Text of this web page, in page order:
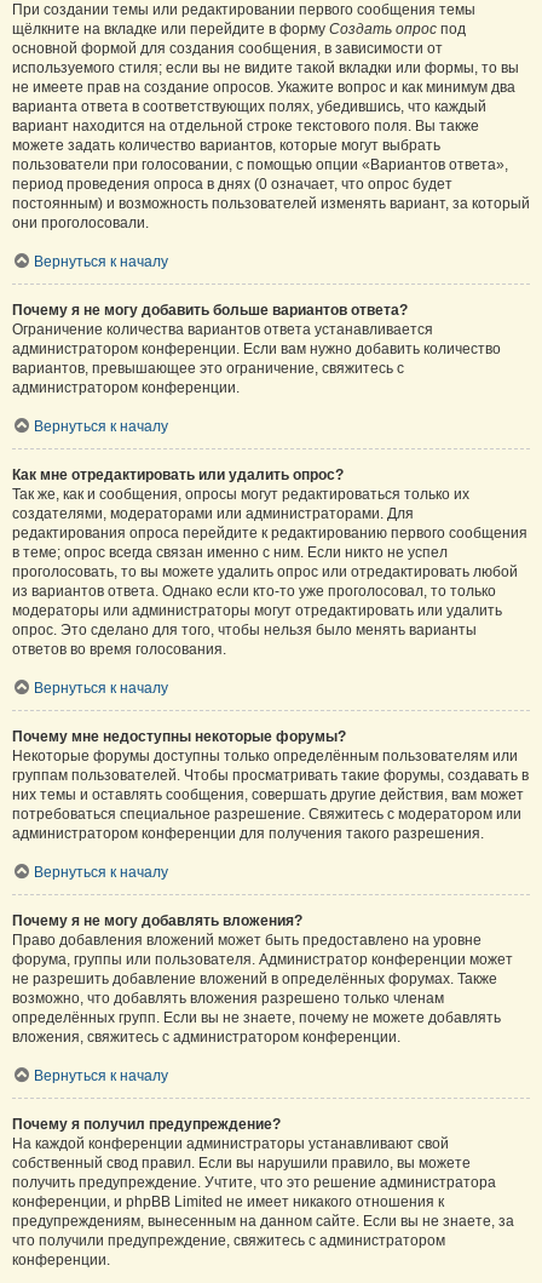
При создании темы или редактировании первого сообщения темы
щёлкните на вкладке или перейдите в форму Создать опрос под
основной формой для создания сообщения, в зависимости от
используемого стиля; если вы не видите такой вкладки или формы, то вы
не имеете прав на создание опросов. Укажите вопрос и как минимум два
варианта ответа в соответствующих полях, убедившись, что каждый
вариант находится на отдельной строке текстового поля. Вы также
можете задать количество вариантов, которые могут выбрать
пользователи при голосовании, с помощью опции «Вариантов ответа»,
период проведения опроса в днях (0 означает, что опрос будет
постоянным) и возможность пользователей изменять вариант, за который
они проголосовали.
Вернуться к началу
Почему я не могу добавить больше вариантов ответа?
Ограничение количества вариантов ответа устанавливается
администратором конференции. Если вам нужно добавить количество
вариантов, превышающее это ограничение, свяжитесь с
администратором конференции.
Вернуться к началу
Как мне отредактировать или удалить опрос?
Так же, как и сообщения, опросы могут редактироваться только их
создателями, модераторами или администраторами. Для
редактирования опроса перейдите к редактированию первого сообщения
в теме; опрос всегда связан именно с ним. Если никто не успел
проголосовать, то вы можете удалить опрос или отредактировать любой
из вариантов ответа. Однако если кто-то уже проголосовал, то только
модераторы или администраторы могут отредактировать или удалить
опрос. Это сделано для того, чтобы нельзя было менять варианты
ответов во время голосования.
Вернуться к началу
Почему мне недоступны некоторые форумы?
Некоторые форумы доступны только определённым пользователям или
группам пользователей. Чтобы просматривать такие форумы, создавать в
них темы и оставлять сообщения, совершать другие действия, вам может
потребоваться специальное разрешение. Свяжитесь с модератором или
администратором конференции для получения такого разрешения.
Вернуться к началу
Почему я не могу добавлять вложения?
Право добавления вложений может быть предоставлено на уровне
форума, группы или пользователя. Администратор конференции может
не разрешить добавление вложений в определённых форумах. Также
возможно, что добавлять вложения разрешено только членам
определённых групп. Если вы не знаете, почему не можете добавлять
вложения, свяжитесь с администратором конференции.
Вернуться к началу
Почему я получил предупреждение?
На каждой конференции администраторы устанавливают свой
собственный свод правил. Если вы нарушили правило, вы можете
получить предупреждение. Учтите, что это решение администратора
конференции, и phpBB Limited не имеет никакого отношения к
предупреждениям, вынесенным на данном сайте. Если вы не знаете, за
что получили предупреждение, свяжитесь с администратором
конференции.